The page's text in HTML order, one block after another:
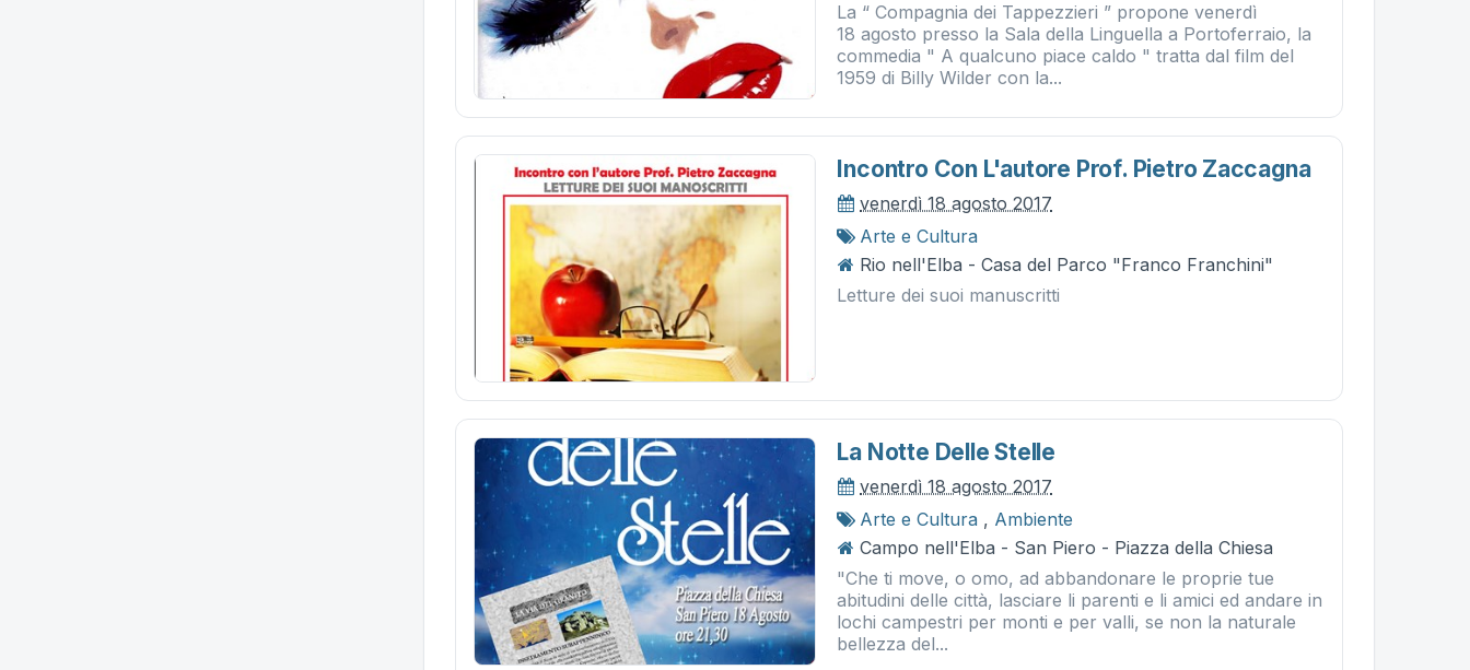
La “ Compagnia dei Tappezzieri ” propone venerdì
18 agosto presso la Sala della Linguella a Portoferraio, la
commedia " A qualcuno piace caldo " tratta dal film del
1959 di Billy Wilder con la...
Incontro Con L'autore Prof. Pietro Zaccagna
venerdì 18 agosto 2017
Arte e Cultura
Rio nell'Elba - Casa del Parco "Franco Franchini"
Letture dei suoi manuscritti
La Notte Delle Stelle
venerdì 18 agosto 2017
Arte e Cultura , Ambiente
Campo nell'Elba - San Piero - Piazza della Chiesa
"Che ti move, o omo, ad abbandonare le proprie tue
abitudini delle città, lasciare li parenti e li amici ed andare in
lochi campestri per monti e per valli, se non la naturale
bellezza del...